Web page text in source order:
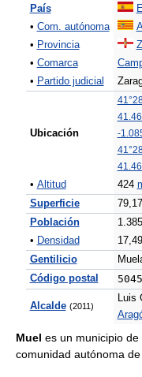
País
• Com. autónoma
• Provincia
• Comarca
• Partido judicial
Ubicación
-
• Altitud 424
Superficie
79,17
Población
• Densidad
Gentilicio
Código postal
Alcalde (2011)
Luis
Muel es un municipio de
comunidad autónoma de